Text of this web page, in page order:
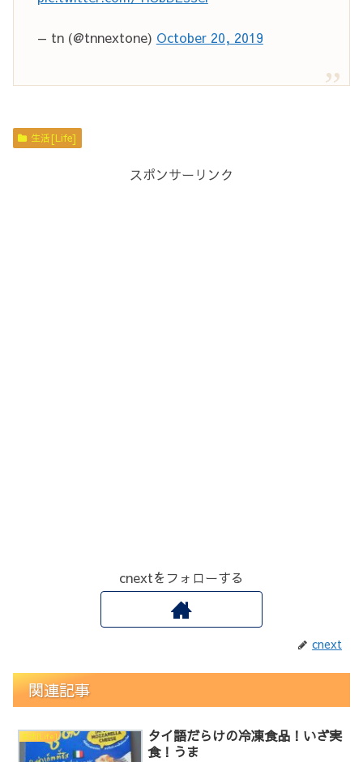
— tn (@tnnextone) October 20, 2019
生活[Life]
スポンサーリンク
cnextをフォローする
cnext
関連記事
生活[Life]
タイ語だらけの冷凍食品！いざ実
食！うま